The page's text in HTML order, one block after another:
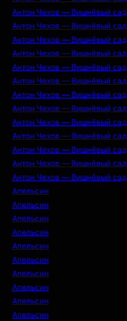
Антон Чехов — Вишнёвый сад
Антон Чехов — Вишнёвый сад
Антон Чехов — Вишнёвый сад
Антон Чехов — Вишнёвый сад
Антон Чехов — Вишнёвый сад
Антон Чехов — Вишнёвый сад
Антон Чехов — Вишнёвый сад
Антон Чехов — Вишнёвый сад
Антон Чехов — Вишнёвый сад
Антон Чехов — Вишнёвый сад
Антон Чехов — Вишнёвый сад
Антон Чехов — Вишнёвый сад
Антон Чехов — Вишнёвый сад
Апельсин
Апельсин
Апельсин
Апельсин
Апельсин
Апельсин
Апельсин
Апельсин
Апельсин
Апельсин